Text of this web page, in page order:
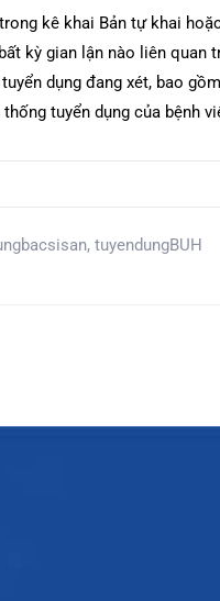
kê khai Bản tự khai
kỳ gian lận nào liên quan
dụng đang xét, bao
tuyển dụng của bệnh
,tuyendungBUH